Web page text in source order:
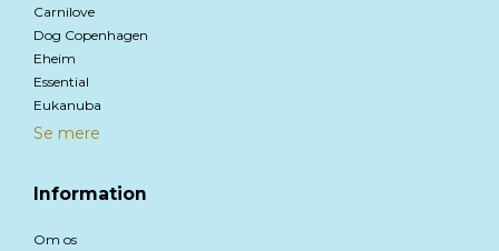
Carnilove
Dog Copenhagen
Eheim
Essential
Eukanuba
Se mere
Information
Om os